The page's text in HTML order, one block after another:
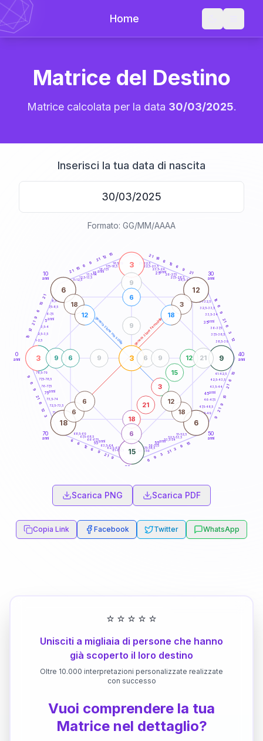
Home
Matrice del Destino
Matrice calcolata per la data 30/03/2025.
Inserisci la tua data di nascita
Formato: GG/MM/AAAA
generazione maschile generazione femminile
0
anni
10
anni
30
anni
40
anni
50
anni
60
70
anni
1-2,5
2,5-3,5
3,5-4
6-7,5
7,5-8,5
8,5-9
11-12,5
12,5-13,5
13,5-14
16-17,5
17,5-18,5
18,5-19
21-22,5
22,5-23,5
23,5-24
26-27,5
27,5-28,5
28,5-29
31-32,5
32,5-33,5
33,5-34
36-37,5
37,5-38,5
38,5-39
41-42,5
42,5-43,5
43,5-44
46-47,5
47,5-48,5
48,5-49
51-52,5
52,5-53,5
53,5-54
56-57,5
57,5-58,5
58,5-59
61-62,5
62,5-63,5
63,5-64
66-67,5
67,5-68,5
68,5-69
71-72,5
72,5-73,5
73,5-74
76-77,5
77,5-78,5
78,5-79
15
12
21
9
6
15
21
21
15
6
9
21
12 15 21
18 6
15
6
9
21
18
6
9
21
6
3
12
15
6
21
15
9
21
9
15
9
3
21
3
9
6
9
21
9
6
12
6
6
3
12
6
21
9
6
9
3
3
9
15
3
6 12
18 6
18
21
3
15
12
9
9
21
6
6
6
6 9
9
9
18
12
3
18
6
6
18
12
5anni
15 anni 25anni
35anni
45anni
55anni
65anni
75anni
Scarica PNG Scarica PDF
Copia Link Facebook Twitter WhatsApp
⭐ ⭐ ⭐ ⭐ ⭐
Unisciti a migliaia di persone che hanno
già scoperto il loro destino
Oltre 10.000 interpretazioni personalizzate realizzate
con successo
Vuoi comprendere la tua
Matrice nel dettaglio?